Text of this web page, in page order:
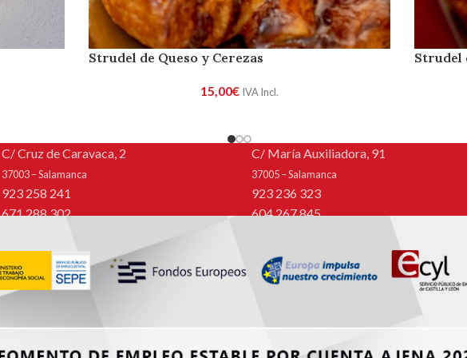
Strudel de Queso y Cerezas
15,00€ IVA Incl.
Strudel
C/ Cruz de Caravaca, 2
37003 – Salamanca
923 258 241
671 288 302
C/ María Auxiliadora, 91
37005 – Salamanca
923 236 323
604 267 845